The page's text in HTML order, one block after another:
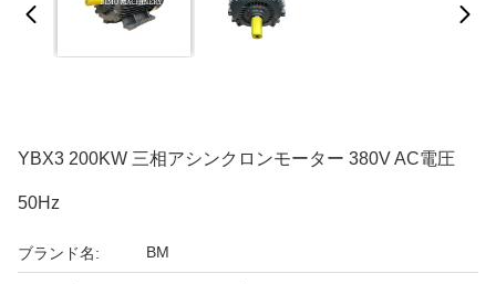
YBX3 200KW 三相アシンクロンモーター 380V AC電圧
50Hz
ブランド名: BM